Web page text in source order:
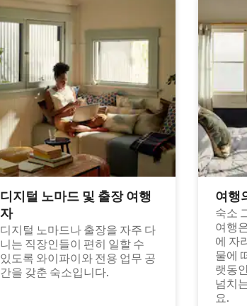
디지털 노마드 및 출장 여행
자
디지털 노마드나 출장을 자주 다
니는 직장인들이 편히 일할 수
있도록 와이파이와 전용 업무 공
간을 갖춘 숙소입니다.
여행
숙소
여행
에 자
물에
랫동
넘치
요.